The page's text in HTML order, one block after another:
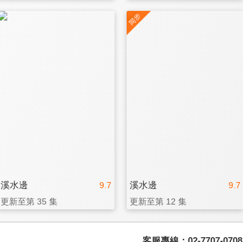
9.7
溪水邊
更新至第 35 集
9.7
溪水邊
更新至第 12 集